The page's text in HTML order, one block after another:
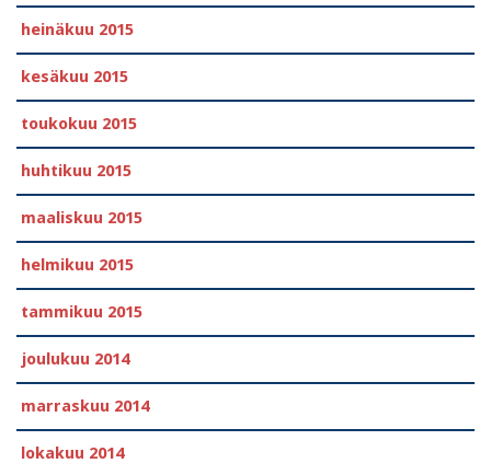
heinäkuu 2015
kesäkuu 2015
toukokuu 2015
huhtikuu 2015
maaliskuu 2015
helmikuu 2015
tammikuu 2015
joulukuu 2014
marraskuu 2014
lokakuu 2014